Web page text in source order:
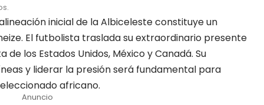
inicial de la Albiceleste constituye un
El futbolista traslada su extraordinario presente
los Estados Unidos, México y Canadá. Su
y liderar la presión será fundamental para
africano.
Anuncio